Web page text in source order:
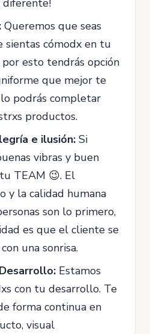
diferente!
Queremos que seas
sientas cómodx en tu
por esto tendrás opción
que mejor te
podrás completar
productos.
e ilusión: Si
vibras y buen
TEAM 😉. El
y la calidad humana
son lo primero,
es que el cliente se
una sonrisa.
Estamos
con tu desarrollo. Te
forma continua en
visual